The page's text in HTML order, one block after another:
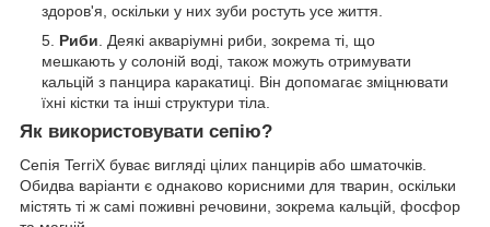
здоров'я, оскільки у них зуби ростуть усе життя.
Риби . Деякі акваріумні риби, зокрема ті, що
мешкають у солоній воді, також можуть отримувати
кальцій з панцира каракатиці. Він допомагає зміцнювати
їхні кістки та інші структури тіла.
Як використовувати сепію?
Сепія TerriX буває вигляді цілих панцирів або шматочків.
Обидва варіанти є однаково корисними для тварин, оскільки
містять ті ж самі поживні речовини, зокрема кальцій, фосфор